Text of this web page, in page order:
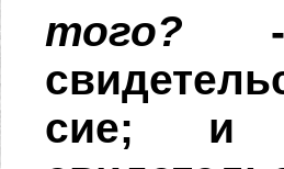
того? -
сие; и